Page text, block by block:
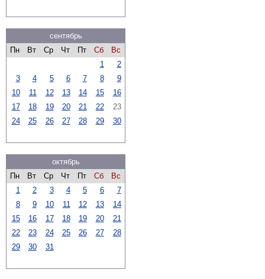
сентябрь
Пн
Вт Ср Чт Пт Сб
Вс
1
2
3
4 5 6 7 8
9
10
11 12 13 14 15
16
17
18 19 20 21 22
23
24
25 26 27 28 29 30
октябрь
Пн
Вт Ср Чт Пт Сб
Вс
1
2 3 4 5 6
7
8
9 10 11 12 13
14
15
16 17 18 19 20
21
22
23 24 25 26 27
28
29
30 31